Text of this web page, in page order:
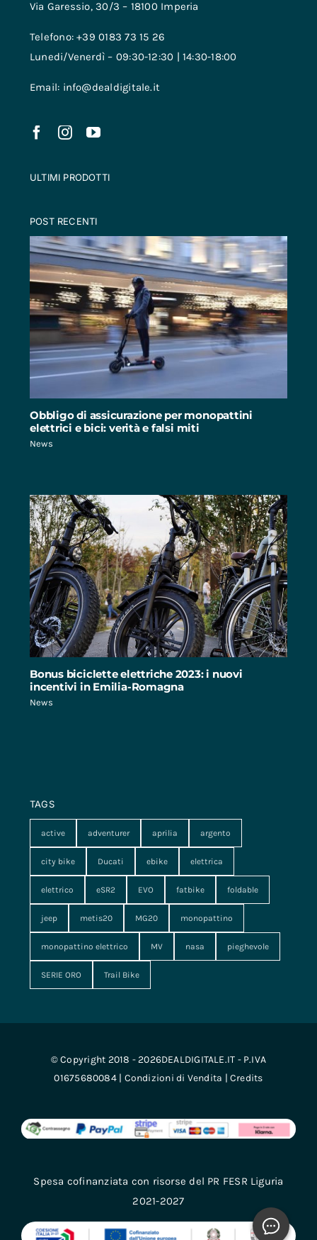
Via Garessio, 30/3 – 18100 Imperia
Telefono: +39 0183 73 15 26
Lunedi/Venerdì – 09:30-12:30 | 14:30-18:00
Email: info@dealdigitale.it
ULTIMI PRODOTTI
POST RECENTI
Obbligo di assicurazione per monopattini
elettrici e bici: verità e falsi miti
News
Bonus biciclette elettriche 2023: i nuovi
incentivi in Emilia-Romagna
News
TAGS
active adventurer aprilia argento
city bike Ducati ebike elettrica
elettrico eSR2 EVO fatbike foldable
jeep metis20 MG20 monopattino
monopattino elettrico MV nasa pieghevole
SERIE ORO Trail Bike
© Copyright 2018 - 2026DEALDIGITALE.IT - P.IVA
01675680084 | Condizioni di Vendita | Credits
Spesa cofinanziata con risorse del PR FESR Liguria
2021-2027